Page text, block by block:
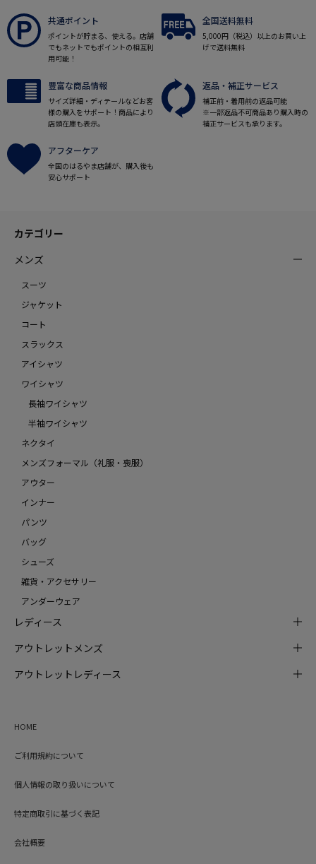
共通ポイント
ポイントが貯まる、使える。店舗
でもネットでもポイントの相互利
用可能！
全国送料無料
5,000円（税込）以上のお買い上
げで送料無料
豊富な商品情報
サイズ詳細・ディテールなどお客
様の購入をサポート！商品により
店頭在庫も表示。
返品・補正サービス
補正前・着用前の返品可能
※一部返品不可商品あり購入時の
補正サービスも承ります。
アフターケア
全国のはるやま店舗が、購入後も
安心サポート
カテゴリー
メンズ
スーツ
ジャケット
コート
スラックス
アイシャツ
ワイシャツ
長袖ワイシャツ
半袖ワイシャツ
ネクタイ
メンズフォーマル（礼服・喪服）
アウター
インナー
パンツ
バッグ
シューズ
雑貨・アクセサリー
アンダーウェア
レディース
アウトレットメンズ
アウトレットレディース
HOME
ご利用規約について
個人情報の取り扱いについて
特定商取引に基づく表記
会社概要